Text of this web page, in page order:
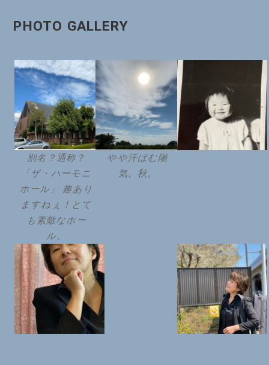
PHOTO GALLERY
別名？通称？
「ザ・ハーモニ
ホール」 趣あり
ますねぇ！とて
も素敵なホー
ル。
やや汗ばむ陽
気。秋。